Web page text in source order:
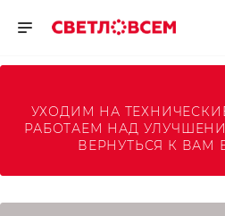
УХОДИМ НА
РАБОТАЕМ НАД
ВЕРНУТЬСЯ К ВАМ